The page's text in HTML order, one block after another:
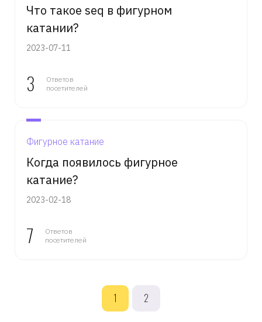
Что такое seq в фигурном
катании?
2023-07-11
3
Ответов
посетителей
Фигурное катание
Когда появилось фигурное
катание?
2023-02-18
7
Ответов
посетителей
1 2